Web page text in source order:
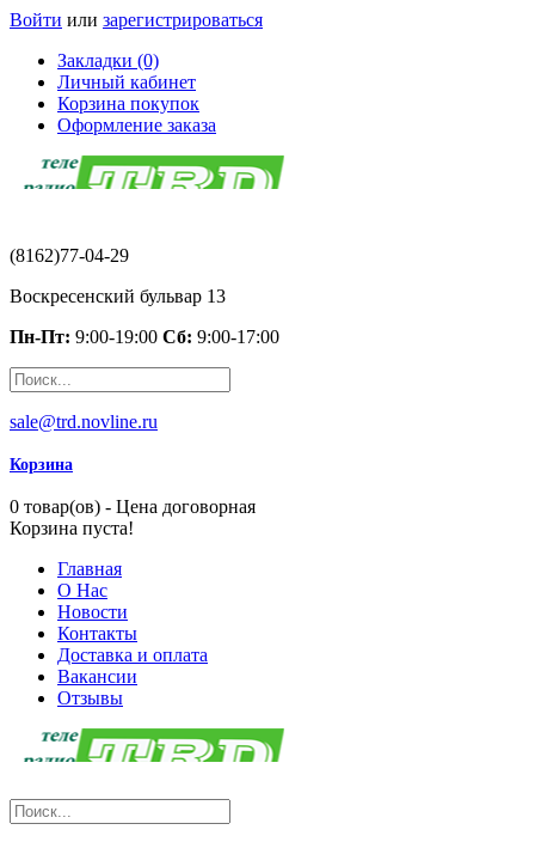
Войти или зарегистрироваться
Закладки (0)
Личный кабинет
Корзина покупок
Оформление заказа
(8162)77-04-29
Воскресенский бульвар 13
Пн-Пт: 9:00-19:00 Сб: 9:00-17:00
sale@trd.novline.ru
Корзина
0 товар(ов) - Цена договорная
Корзина пуста!
Главная
О Нас
Новости
Контакты
Доставка и оплата
Вакансии
Отзывы